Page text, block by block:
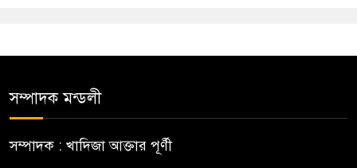
সম্পাদক মন্ডলী
সম্পাদক : খাদিজা আক্তার পূর্ণী